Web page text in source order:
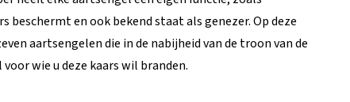
beschermt en ook bekend staat als genezer. Op deze
aartsengelen die in de nabijheid van de troon van de
wie u deze kaars wil branden.